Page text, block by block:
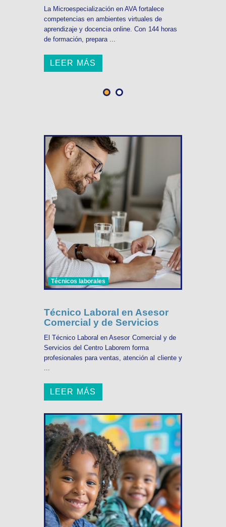
La Microespecialización en AVA fortalece
competencias en ambientes virtuales de
aprendizaje y docencia online. Con 144 horas
de formación, prepara ...
LEER MÁS
Técnicos laborales
Técnico Laboral en Asesor
Comercial y de Servicios
El Técnico Laboral en Asesor Comercial y de
Servicios del Centro Laborem forma
profesionales para ventas, atención al cliente y
...
LEER MÁS